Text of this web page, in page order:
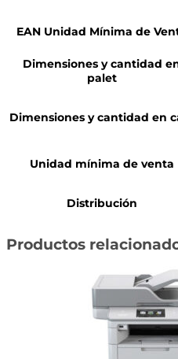
EAN Unidad Mínima de
Dimensiones y cantidad
palet
Dimensiones y cantidad en
Unidad mínima de venta
Distribución
Productos